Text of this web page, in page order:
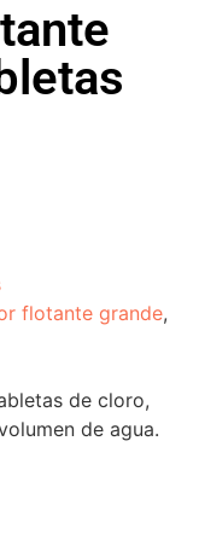
flotante grande,
de cloro,
de agua.